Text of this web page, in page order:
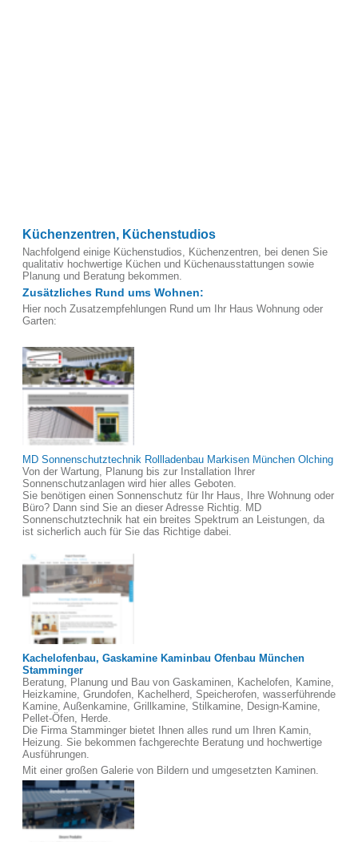
Küchenzentren, Küchenstudios
Nachfolgend einige Küchenstudios, Küchenzentren, bei denen Sie
qualitativ hochwertige Küchen und Küchenausstattungen sowie
Planung und Beratung bekommen.
Zusätzliches Rund ums Wohnen:
Hier noch Zusatzempfehlungen Rund um Ihr Haus Wohnung oder
Garten:
MD Sonnenschutztechnik Rollladenbau Markisen München Olching
Von der Wartung, Planung bis zur Installation Ihrer
Sonnenschutzanlagen wird hier alles Geboten.
Sie benötigen einen Sonnenschutz für Ihr Haus, Ihre Wohnung oder
Büro? Dann sind Sie an dieser Adresse Richtig. MD
Sonnenschutztechnik hat ein breites Spektrum an Leistungen, da
ist sicherlich auch für Sie das Richtige dabei.
Kachelofenbau, Gaskamine Kaminbau Ofenbau München
Stamminger
Beratung, Planung und Bau von Gaskaminen, Kachelofen, Kamine,
Heizkamine, Grundofen, Kachelherd, Speicherofen, wasserführende
Kamine, Außenkamine, Grillkamine, Stilkamine, Design-Kamine,
Pellet-Öfen, Herde.
Die Firma Stamminger bietet Ihnen alles rund um Ihren Kamin,
Heizung. Sie bekommen fachgerechte Beratung und hochwertige
Ausführungen.
Mit einer großen Galerie von Bildern und umgesetzten Kaminen.